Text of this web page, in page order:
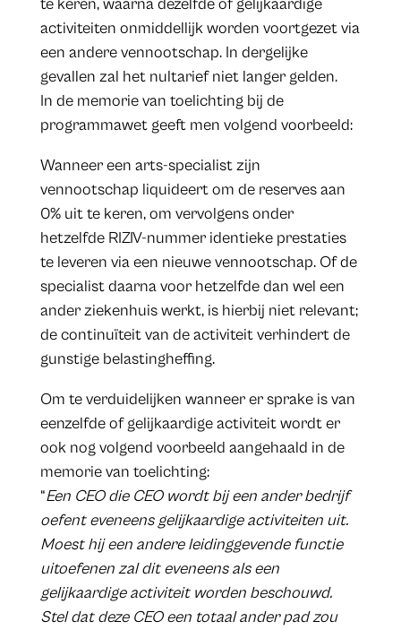
te keren, waarna dezelfde of gelijkaardige
activiteiten onmiddellijk worden voortgezet via
een andere vennootschap. In dergelijke
gevallen zal het nultarief niet langer gelden.
In de memorie van toelichting bij de
programmawet geeft men volgend voorbeeld:
Wanneer een arts-specialist zijn
vennootschap liquideert om de reserves aan
0% uit te keren, om vervolgens onder
hetzelfde RIZIV-nummer identieke prestaties
te leveren via een nieuwe vennootschap. Of de
specialist daarna voor hetzelfde dan wel een
ander ziekenhuis werkt, is hierbij niet relevant;
de continuïteit van de activiteit verhindert de
gunstige belastingheffing.
Om te verduidelijken wanneer er sprake is van
eenzelfde of gelijkaardige activiteit wordt er
ook nog volgend voorbeeld aangehaald in de
memorie van toelichting:
“Een CEO die CEO wordt bij een ander bedrijf
oefent eveneens gelijkaardige activiteiten uit.
Moest hij een andere leidinggevende functie
uitoefenen zal dit eveneens als een
gelijkaardige activiteit worden beschouwd.
Stel dat deze CEO een totaal ander pad zou